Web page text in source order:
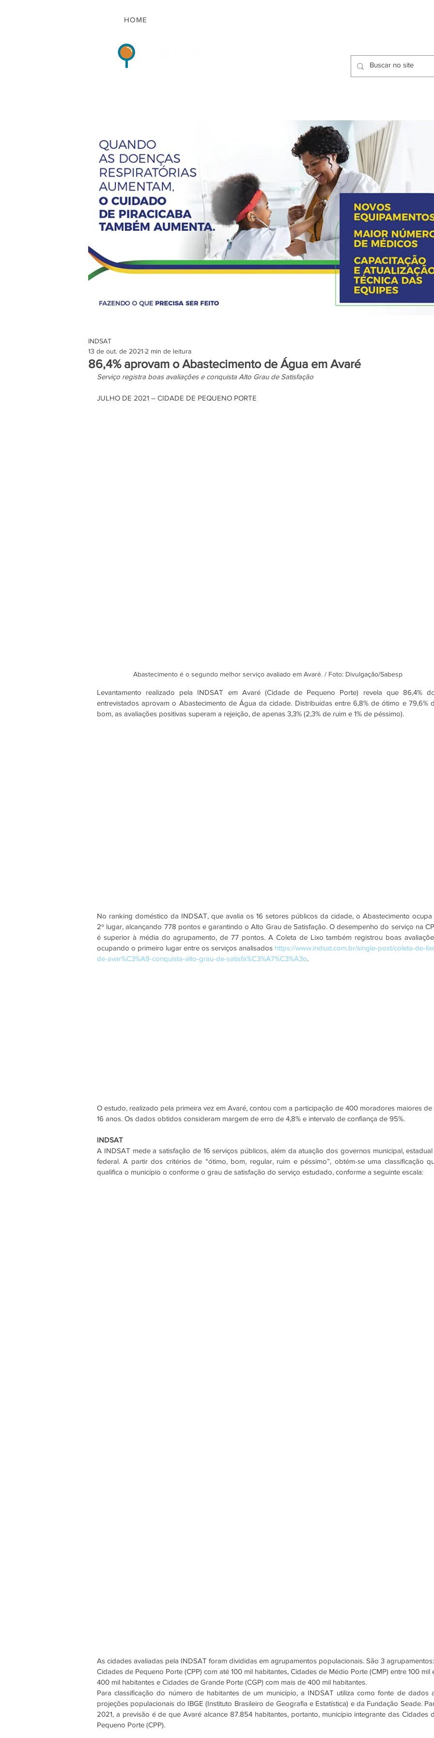
HOME
86,4% aprovam o Abastecimento de Água em Avaré
INDSAT
13 de out. de 2021 2 min de leitura
Serviço registra boas avaliações e conquista Alto Grau de Satisfação
JULHO DE 2021 – CIDADE DE PEQUENO PORTE
Abastecimento é o segundo melhor serviço avaliado em Avaré. / Foto: Divulgação/Sabesp
Levantamento realizado pela INDSAT em Avaré (Cidade de Pequeno Porte) revela que 86,4%
entrevistados aprovam o Abastecimento de Água da cidade. Distribuídas entre 6,8% de ótimo e 79,6%
bom, as avaliações positivas superam a rejeição, de apenas 3,3% (2,3% de ruim e 1% de péssimo).
No ranking doméstico da INDSAT, que avalia os 16 setores públicos da cidade, o Abastecimento
2º lugar, alcançando 778 pontos e garantindo o Alto Grau de Satisfação. O desempenho do serviço na
é superior à média do agrupamento, de 77 pontos. A Coleta de Lixo também registrou boas
ocupando o primeiro lugar entre os serviços analisados https://www.indsat.com.br/single-post/coleta-de-
de-avar%C3%A9-conquista-alto-grau-de-satisfa%C3%A7%C3%A3o.
O estudo, realizado pela primeira vez em Avaré, contou com a participação de 400 moradores maiores de
16 anos. Os dados obtidos consideram margem de erro de 4,8% e intervalo de confiança de 95%.
INDSAT
A INDSAT mede a satisfação de 16 serviços públicos, além da atuação dos governos municipal,
federal. A partir dos critérios de “ótimo, bom, regular, ruim e péssimo”, obtém-se uma classificação
qualifica o município o conforme o grau de satisfação do serviço estudado, conforme a seguinte escala:
As cidades avaliadas pela INDSAT foram divididas em agrupamentos populacionais. São 3
Cidades de Pequeno Porte (CPP) com até 100 mil habitantes, Cidades de Médio Porte (CMP) entre 100 mil
400 mil habitantes e Cidades de Grande Porte (CGP) com mais de 400 mil habitantes.
Para classificação do número de habitantes de um município, a INDSAT utiliza como fonte de dados
projeções populacionais do IBGE (Instituto Brasileiro de Geografia e Estatística) e da Fundação Seade.
2021, a previsão é de que Avaré alcance 87.854 habitantes, portanto, município integrante das Cidades
Pequeno Porte (CPP).